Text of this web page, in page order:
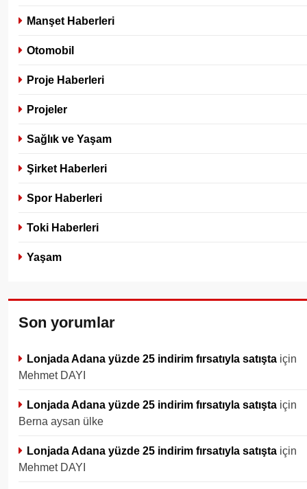
Manşet Haberleri
Otomobil
Proje Haberleri
Projeler
Sağlık ve Yaşam
Şirket Haberleri
Spor Haberleri
Toki Haberleri
Yaşam
Son yorumlar
Lonjada Adana yüzde 25 indirim fırsatıyla satışta için
Mehmet DAYI
Lonjada Adana yüzde 25 indirim fırsatıyla satışta için
Berna aysan ülke
Lonjada Adana yüzde 25 indirim fırsatıyla satışta için
Mehmet DAYI